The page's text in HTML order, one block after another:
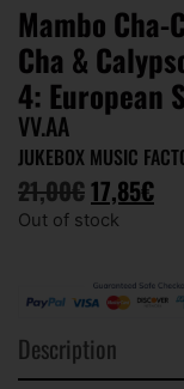
Mambo Cha-
Cha &
4: European
VV.AA
JUKEBOX MUSIC
21,00€17,85€
Out of stock
Description